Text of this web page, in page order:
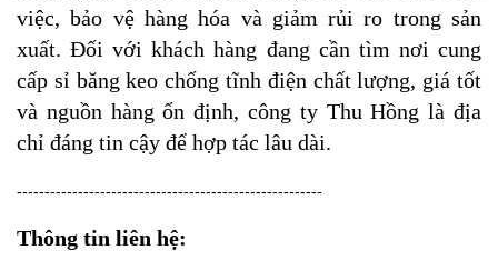
việc, bảo vệ hàng hóa và giảm rủi ro trong sản
xuất. Đối với khách hàng đang cần tìm nơi cung
cấp sỉ băng keo chống tĩnh điện chất lượng, giá tốt
và nguồn hàng ổn định, công ty Thu Hồng là địa
chỉ đáng tin cậy để hợp tác lâu dài.
-------------------------------------------------------
Thông tin liên hệ: